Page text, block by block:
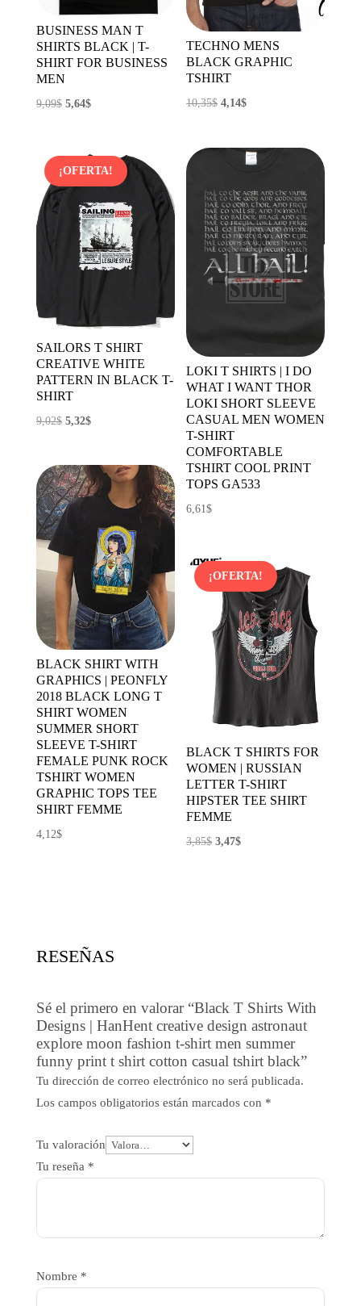
BUSINESS MAN T
SHIRTS BLACK | T-
SHIRT FOR BUSINESS
MEN
9,09$ El
era:
9,09$.
5,64$El
es:
5,64$.
TECHNO MENS
BLACK GRAPHIC
TSHIRT
10,35$ El
4,14$El
es:
¡OFERTA!
SAILORS T SHIRT
CREATIVE WHITE
PATTERN IN BLACK T-
SHIRT
9,02$ El
era:
9,02$.
5,32$El
es:
5,32$.
LOKI T SHIRTS | I DO
WHAT I WANT THOR
LOKI SHORT SLEEVE
CASUAL MEN WOMEN
T-SHIRT
COMFORTABLE
TSHIRT COOL PRINT
TOPS GA533
6,61$
BLACK SHIRT WITH
GRAPHICS | PEONFLY
2018 BLACK LONG T
SHIRT WOMEN
SUMMER SHORT
SLEEVE T-SHIRT
FEMALE PUNK ROCK
TSHIRT WOMEN
GRAPHIC TOPS TEE
SHIRT FEMME
4,12$
¡OFERTA!
BLACK T SHIRTS FOR
WOMEN | RUSSIAN
LETTER T-SHIRT
HIPSTER TEE SHIRT
FEMME
3,85$ El
3,47$El
RESEÑAS
Sé el primero en valorar “Black T Shirts With
Designs | HanHent creative design astronaut
explore moon fashion t-shirt men summer
funny print t shirt cotton casual tshirt black”
Tu dirección de correo electrónico no será publicada.
Los campos obligatorios están marcados con *
Tu valoración
Tu reseña *
Nombre *